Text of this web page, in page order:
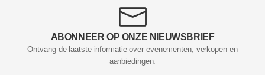
ABONNEER OP ONZE NIEUWSBRIEF
Ontvang de laatste informatie over evenementen, verkopen en
aanbiedingen.